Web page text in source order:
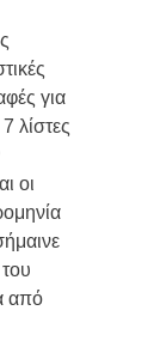
για
λίστες
οι
από